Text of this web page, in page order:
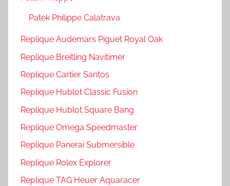
Patek Philippe Calatrava
Replique Audemars Piguet Royal Oak
Replique Breitling Navitimer
Replique Cartier Santos
Replique Hublot Classic Fusion
Replique Hublot Square Bang
Replique Omega Speedmaster
Replique Panerai Submersible
Replique Rolex Explorer
Replique TAG Heuer Aquaracer